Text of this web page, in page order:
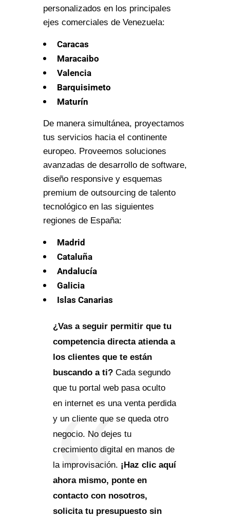
personalizados en los principales
ejes comerciales de Venezuela:
Caracas
Maracaibo
Valencia
Barquisimeto
Maturín
De manera simultánea, proyectamos
tus servicios hacia el continente
europeo. Proveemos soluciones
avanzadas de desarrollo de software,
diseño responsive y esquemas
premium de outsourcing de talento
tecnológico en las siguientes
regiones de España:
Madrid
Cataluña
Andalucía
Galicia
Islas Canarias
¿Vas a seguir permitir que tu
competencia directa atienda a
los clientes que te están
buscando a ti? Cada segundo
que tu portal web pasa oculto
en internet es una venta perdida
y un cliente que se queda otro
negocio. No dejes tu
crecimiento digital en manos de
la improvisación. ¡Haz clic aquí
ahora mismo, ponte en
contacto con nosotros,
solicita tu presupuesto sin